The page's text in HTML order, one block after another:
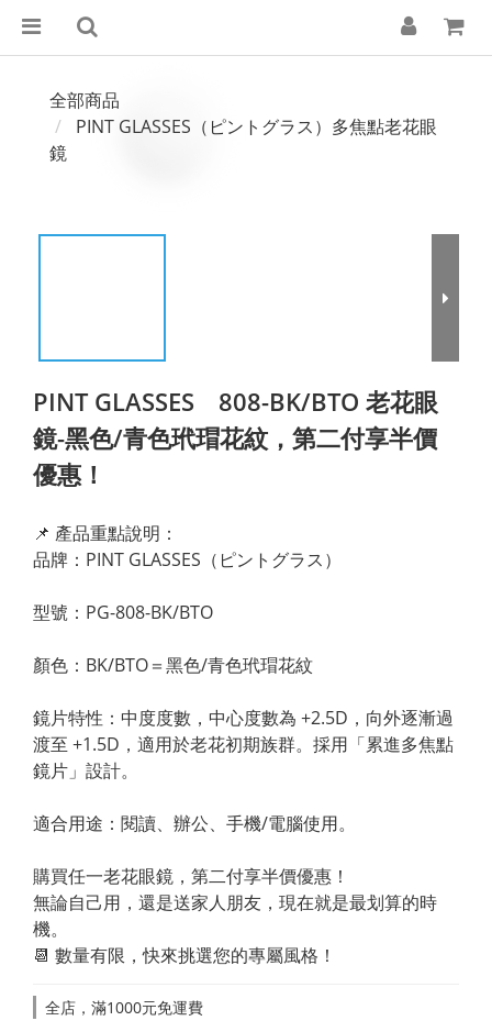
全部商品
PINT GLASSES（ピントグラス）多焦點老花眼
鏡
PINT GLASSES 808-BK/BTO 老花眼
鏡-黑色/青色玳瑁花紋，第二付享半價
優惠！
📌 產品重點說明：
品牌：PINT GLASSES（ピントグラス）
型號：PG-808-BK/BTO
顏色：BK/BTO＝黑色/青色玳瑁花紋
鏡片特性：中度度數，中心度數為 +2.5D，向外逐漸過
渡至 +1.5D，適用於老花初期族群。採用「累進多焦點
鏡片」設計。
適合用途：閱讀、辦公、手機/電腦使用。
購買任一老花眼鏡，第二付享半價優惠！
無論自己用，還是送家人朋友，現在就是最划算的時
機。
📆 數量有限，快來挑選您的專屬風格！
全店，滿1000元免運費